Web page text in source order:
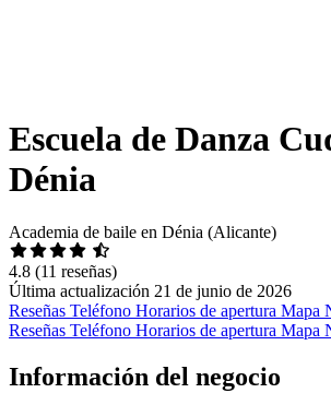
Escuela de Danza
Dénia
Academia de baile en Dénia (Alicante)
4.8 (11 reseñas)
Última actualización 21 de junio de 2026
Reseñas Teléfono Horarios de apertura Mapa
Reseñas Teléfono Horarios de apertura Mapa
Información del negocio